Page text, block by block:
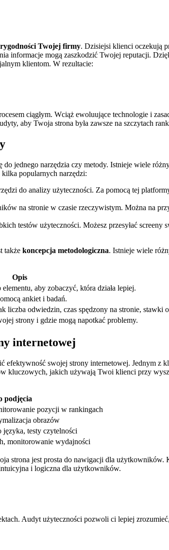
Twojej ⁣firmy. Dzisiejsi klienci oczekują⁣
informacje mogą zaszkodzić ⁣Twojej reputacji.
klientom. W rezultacie:
ciągłym. Wciąż ewoluujące technologie i
aby⁢ Twoja strona⁢ była zawsze na ‍szczytach
do jednego narzędzia czy ‍metody. Istnieje⁣ wiele
popularnych narzędzi:
do analizy użyteczności. ‌Za pomocą ‍tej
na stronie ‍w czasie⁣ rzeczywistym.​ Można⁢ na⁣
testów użyteczności. Możesz przesyłać
także​ koncepcja metodologiczna. Istnieje ​wiele
Opis
aby ‍zobaczyć, która działa lepiej.
ankiet i badań.
liczba‍ odwiedzin, czas ⁣spędzony na stronie, ​stawki
strony i gdzie mogą napotkać problemy.
⁢internetowej
efektywność swojej strony internetowej. Jednym z⁣
kluczowych, jakich używają Twoi klienci przy
podjęcia
pozycji w rankingach
obrazów
języka, testy czytelności
⁢monitorowanie wydajności
strona jest prosta do nawigacji dla
⁣i logiczna dla użytkowników.
Audyt użyteczności ⁢pozwoli‍ ci‌ lepiej